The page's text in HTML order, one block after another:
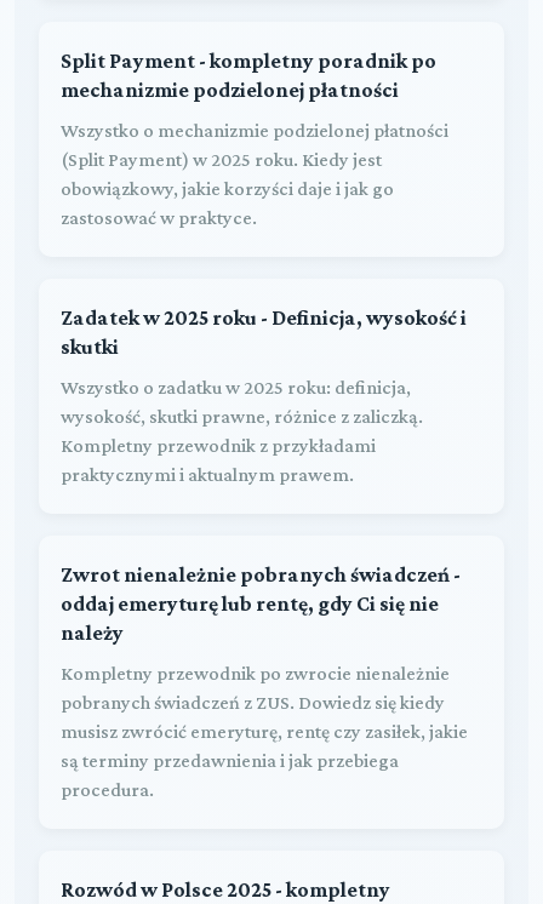
Split Payment - kompletny poradnik po
mechanizmie podzielonej płatności
Wszystko o mechanizmie podzielonej płatności
(Split Payment) w 2025 roku. Kiedy jest
obowiązkowy, jakie korzyści daje i jak go
zastosować w praktyce.
Zadatek w 2025 roku - Definicja, wysokość i
skutki
Wszystko o zadatku w 2025 roku: definicja,
wysokość, skutki prawne, różnice z zaliczką.
Kompletny przewodnik z przykładami
praktycznymi i aktualnym prawem.
Zwrot nienależnie pobranych świadczeń -
oddaj emeryturę lub rentę, gdy Ci się nie
należy
Kompletny przewodnik po zwrocie nienależnie
pobranych świadczeń z ZUS. Dowiedz się kiedy
musisz zwrócić emeryturę, rentę czy zasiłek, jakie
są terminy przedawnienia i jak przebiega
procedura.
Rozwód w Polsce 2025 - kompletny